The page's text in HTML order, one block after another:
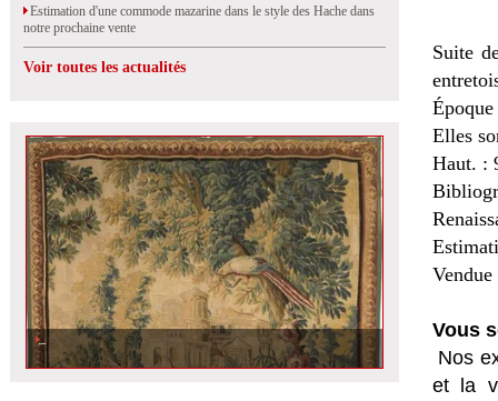
Estimation d'une commode mazarine dans le style des Hache dans
notre prochaine vente
Voir toutes les actualités
Suite
Elles
Haut. :
Vous
Nos
et la